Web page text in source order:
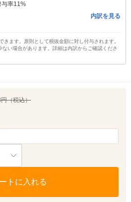
与率11%
内訳を見る
きます。原則として税抜金額に対し付与されます。
い場合があります。詳細は内訳からご確認くださ
（税込）
トに入れる